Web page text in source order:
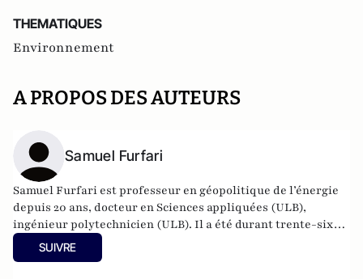
THEMATIQUES
Environnement
A PROPOS DES AUTEURS
Samuel Furfari
Samuel Furfari est professeur en géopolitique de l’énergie
depuis 20 ans, docteur en Sciences appliquées (ULB),
ingénieur polytechnicien (ULB). Il a été durant trente-six
ans haut fonctionnaire à la Direction générale de l'énergie
de la Commission européenne. Auteur de 18 livres.
SUIVRE